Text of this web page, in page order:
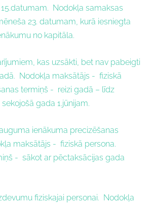
Nodokļa samaksas
23. datumam, kurā iesniegta
no kapitāla.
kas uzsākti, bet nav pabeigti
Nodokļa maksātājs - fiziskā
termiņš - reizi gadā – līdz
gada 1.jūnijam.
ienākuma precizēšanas
maksātājs - fiziskā persona.
- sākot ar pēctaksācijas gada
fiziskajai personai. Nodokļa